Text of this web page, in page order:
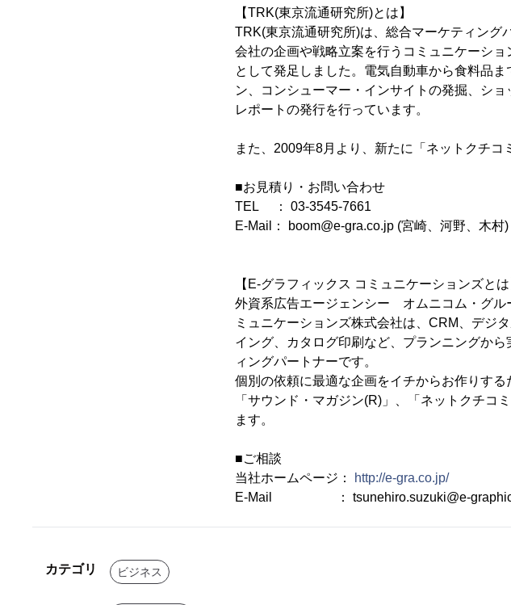
【TRK(東京流通研究所)とは】
TRK(東京流通研究所)は、総合マーケティング
会社の企画や戦略立案を行うコミュニケーシ
として発足しました。電気自動車から食料品
ン、コンシューマー・インサイトの発掘、シ
レポートの発行を行っています。
また、2009年8月より、新たに「ネットクチコ
■お見積り・お問い合わせ
TEL ： 03-3545-7661
E-Mail： boom@e-gra.co.jp (宮崎、河野、木村)
【E-グラフィックス コミュニケーションズとは
外資系広告エージェンシー オムニコム・グル
ミュニケーションズ株式会社は、CRM、デジ
イング、カタログ印刷など、プランニングか
ィングパートナーです。
個別の依頼に最適な企画をイチからお作りす
「サウンド・マガジン(R)」、「ネットクチコ
ます。
■ご相談
当社ホームページ：
http://e-gra.co.jp/
E-Mail ： tsunehiro.suzuki@e-
カテゴリ ビジネス